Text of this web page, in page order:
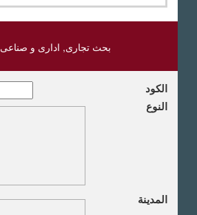
بحث تجارى, ادارى و صناعى
الكود
النوع
المدينة